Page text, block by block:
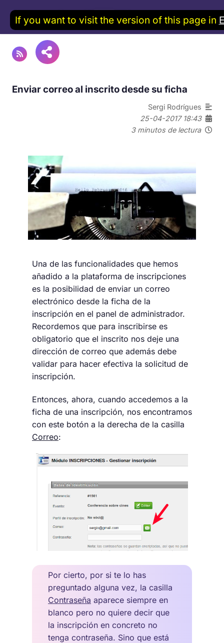
Enviar correo al inscrito desde su ficha
Sergi Rodrígues
25-04-2017 18:43
3 minutos de lectura
Una de las funcionalidades que hemos
añadido a la plataforma de inscripciones
es la posibilidad de enviar un correo
electrónico desde la ficha de la
inscripción en el panel de administrador.
Recordemos que para inscribirse es
obligatorio que el inscrito nos deje una
dirección de correo que además debe
validar para hacer efectiva la solicitud de
inscripción.
Entonces, ahora, cuando accedemos a la
ficha de una inscripción, nos encontramos
con este botón a la derecha de la casilla
Correo:
Por cierto, por si te lo has
preguntado alguna vez, la casilla
Contraseña aparece siempre en
blanco pero no quiere decir que
la inscripción en concreto no
tenga contraseña. Sino que está
If you want to visit the version of this page in